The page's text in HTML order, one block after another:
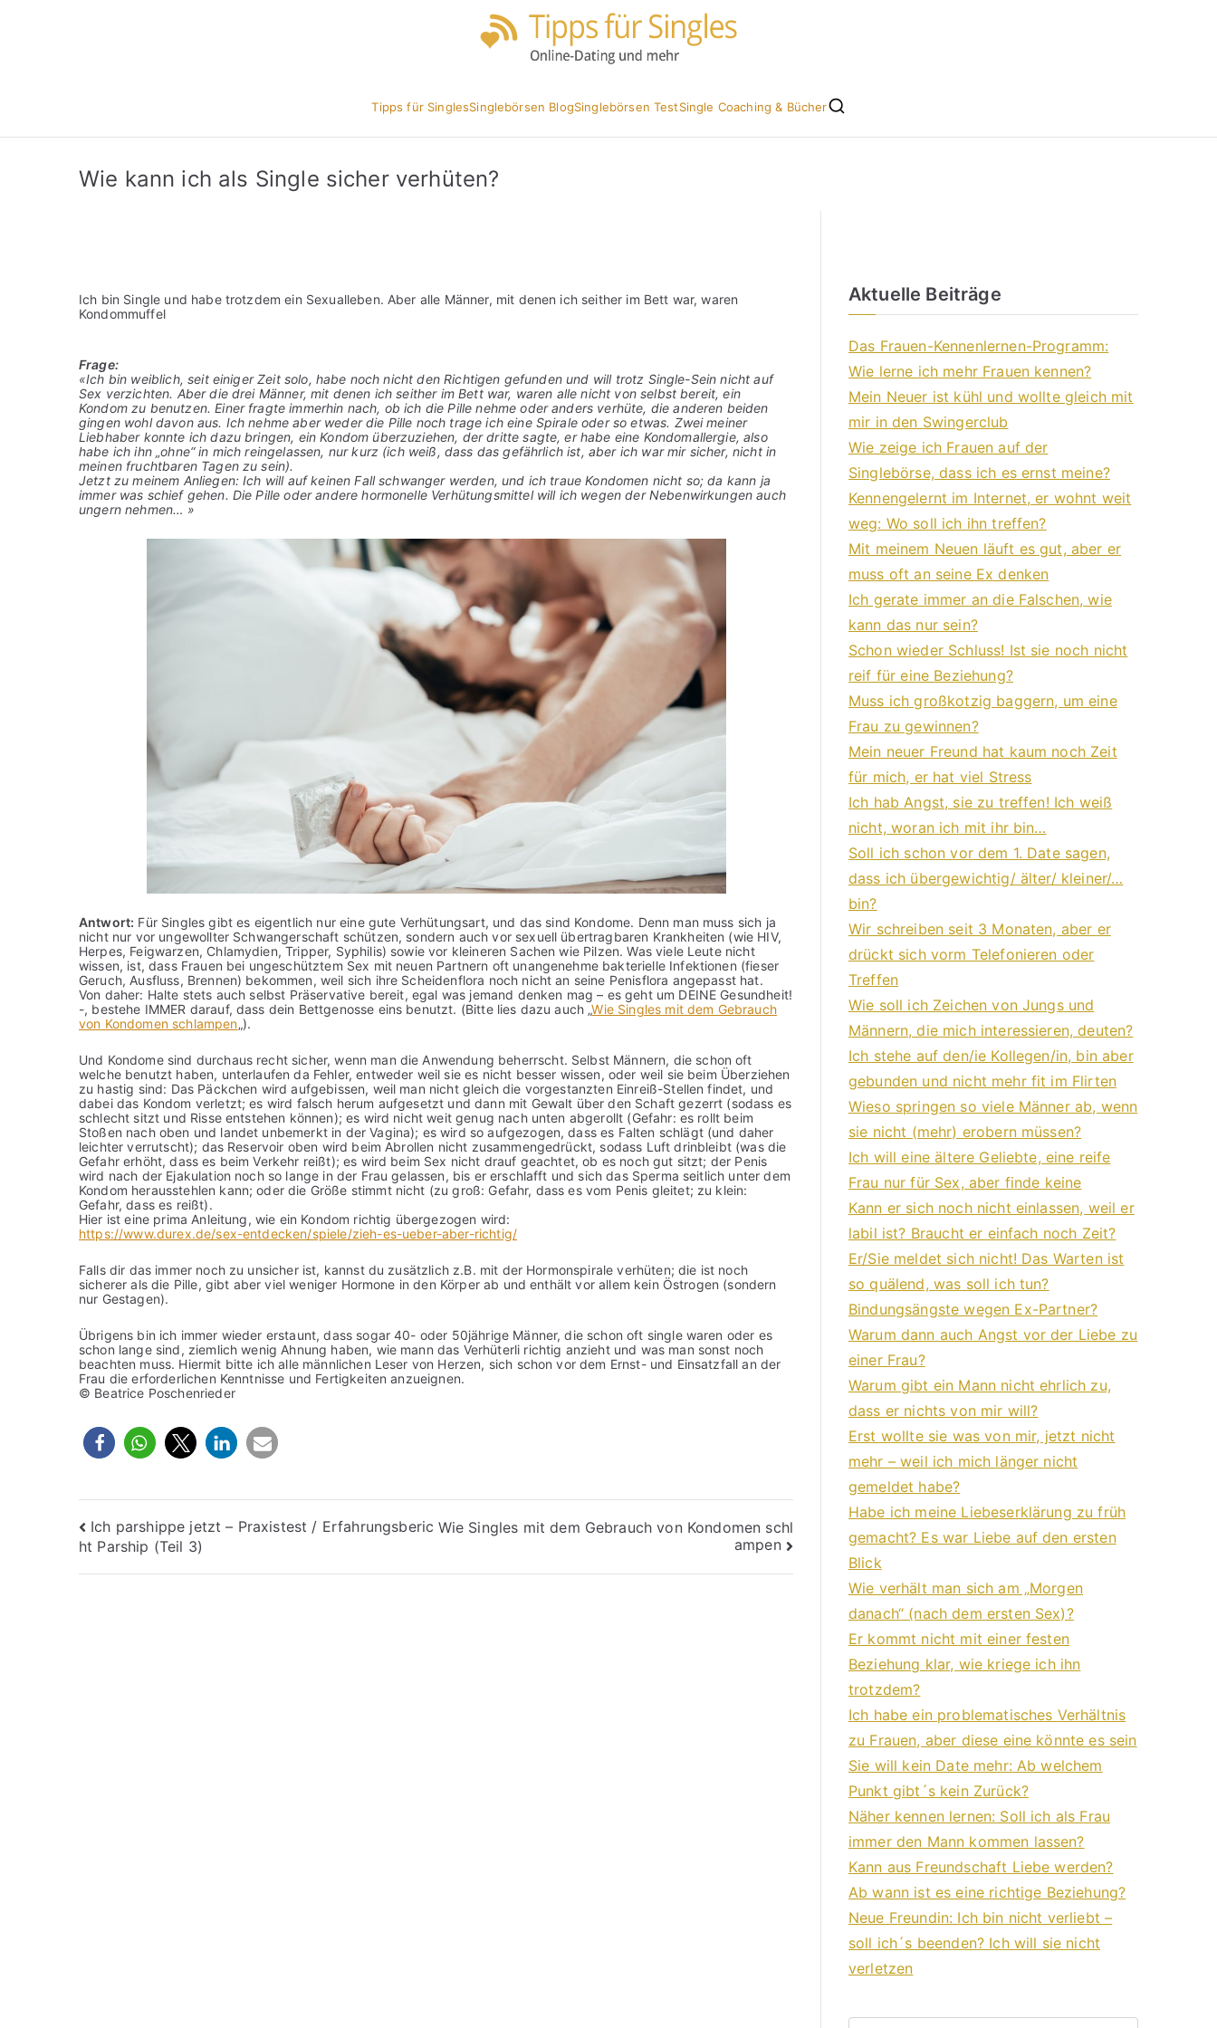
Tipps für SinglesSinglebörsen BlogSinglebörsen TestSingle Coaching & Bücher
Wie kann ich als Single sicher verhüten?
Ich bin Single und habe trotzdem ein Sexualleben. Aber alle Männer, mit denen ich seither im Bett war, waren
Kondommuffel
Frage:
«Ich bin weiblich, seit einiger Zeit solo, habe noch nicht den Richtigen gefunden und will trotz Single-Sein nicht auf
Sex verzichten. Aber die drei Männer, mit denen ich seither im Bett war, waren alle nicht von selbst bereit, ein
Kondom zu benutzen. Einer fragte immerhin nach, ob ich die Pille nehme oder anders verhüte, die anderen beiden
gingen wohl davon aus. Ich nehme aber weder die Pille noch trage ich eine Spirale oder so etwas. Zwei meiner
Liebhaber konnte ich dazu bringen, ein Kondom überzuziehen, der dritte sagte, er habe eine Kondomallergie, also
habe ich ihn „ohne“ in mich reingelassen, nur kurz (ich weiß, dass das gefährlich ist, aber ich war mir sicher, nicht in
meinen fruchtbaren Tagen zu sein).
Jetzt zu meinem Anliegen: Ich will auf keinen Fall schwanger werden, und ich traue Kondomen nicht so; da kann ja
immer was schief gehen. Die Pille oder andere hormonelle Verhütungsmittel will ich wegen der Nebenwirkungen auch
ungern nehmen… »
Antwort: Für Singles gibt es eigentlich nur eine gute Verhütungsart, und das sind Kondome. Denn man muss sich ja
nicht nur vor ungewollter Schwangerschaft schützen, sondern auch vor sexuell übertragbaren Krankheiten (wie HIV,
Herpes, Feigwarzen, Chlamydien, Tripper, Syphilis) sowie vor kleineren Sachen wie Pilzen. Was viele Leute nicht
wissen, ist, dass Frauen bei ungeschütztem Sex mit neuen Partnern oft unangenehme bakterielle Infektionen (fieser
Geruch, Ausfluss, Brennen) bekommen, weil sich ihre Scheidenflora noch nicht an seine Penisflora angepasst hat.
Von daher: Halte stets auch selbst Präservative bereit, egal was jemand denken mag – es geht um DEINE Gesundheit!
-, bestehe IMMER darauf, dass dein Bettgenosse eins benutzt. (Bitte lies dazu auch „Wie Singles mit dem Gebrauch
von Kondomen schlampen„).
Und Kondome sind durchaus recht sicher, wenn man die Anwendung beherrscht. Selbst Männern, die schon oft
welche benutzt haben, unterlaufen da Fehler, entweder weil sie es nicht besser wissen, oder weil sie beim Überziehen
zu hastig sind: Das Päckchen wird aufgebissen, weil man nicht gleich die vorgestanzten Einreiß-Stellen findet, und
dabei das Kondom verletzt; es wird falsch herum aufgesetzt und dann mit Gewalt über den Schaft gezerrt (sodass es
schlecht sitzt und Risse entstehen können); es wird nicht weit genug nach unten abgerollt (Gefahr: es rollt beim
Stoßen nach oben und landet unbemerkt in der Vagina); es wird so aufgezogen, dass es Falten schlägt (und daher
leichter verrutscht); das Reservoir oben wird beim Abrollen nicht zusammengedrückt, sodass Luft drinbleibt (was die
Gefahr erhöht, dass es beim Verkehr reißt); es wird beim Sex nicht drauf geachtet, ob es noch gut sitzt; der Penis
wird nach der Ejakulation noch so lange in der Frau gelassen, bis er erschlafft und sich das Sperma seitlich unter dem
Kondom herausstehlen kann; oder die Größe stimmt nicht (zu groß: Gefahr, dass es vom Penis gleitet; zu klein:
Gefahr, dass es reißt).
Hier ist eine prima Anleitung, wie ein Kondom richtig übergezogen wird:
https://www.durex.de/sex-entdecken/spiele/zieh-es-ueber-aber-richtig/
Falls dir das immer noch zu unsicher ist, kannst du zusätzlich z.B. mit der Hormonspirale verhüten; die ist noch
sicherer als die Pille, gibt aber viel weniger Hormone in den Körper ab und enthält vor allem kein Östrogen (sondern
nur Gestagen).
Übrigens bin ich immer wieder erstaunt, dass sogar 40- oder 50jährige Männer, die schon oft single waren oder es
schon lange sind, ziemlich wenig Ahnung haben, wie mann das Verhüterli richtig anzieht und was man sonst noch
beachten muss. Hiermit bitte ich alle männlichen Leser von Herzen, sich schon vor dem Ernst- und Einsatzfall an der
Frau die erforderlichen Kenntnisse und Fertigkeiten anzueignen.
© Beatrice Poschenrieder
Beitragsnavigation
Ich parshippe jetzt – Praxistest / Erfahrungsberic
ht Parship (Teil 3)
Wie Singles mit dem Gebrauch von Kondomen schl
ampen
Aktuelle Beiträge
Das Frauen-Kennenlernen-Programm:
Wie lerne ich mehr Frauen kennen?
Mein Neuer ist kühl und wollte gleich mit
mir in den Swingerclub
Wie zeige ich Frauen auf der
Singlebörse, dass ich es ernst meine?
Kennengelernt im Internet, er wohnt weit
weg: Wo soll ich ihn treffen?
Mit meinem Neuen läuft es gut, aber er
muss oft an seine Ex denken
Ich gerate immer an die Falschen, wie
kann das nur sein?
Schon wieder Schluss! Ist sie noch nicht
reif für eine Beziehung?
Muss ich großkotzig baggern, um eine
Frau zu gewinnen?
Mein neuer Freund hat kaum noch Zeit
für mich, er hat viel Stress
Ich hab Angst, sie zu treffen! Ich weiß
nicht, woran ich mit ihr bin…
Soll ich schon vor dem 1. Date sagen,
dass ich übergewichtig/ älter/ kleiner/…
bin?
Wir schreiben seit 3 Monaten, aber er
drückt sich vorm Telefonieren oder
Treffen
Wie soll ich Zeichen von Jungs und
Männern, die mich interessieren, deuten?
Ich stehe auf den/ie Kollegen/in, bin aber
gebunden und nicht mehr fit im Flirten
Wieso springen so viele Männer ab, wenn
sie nicht (mehr) erobern müssen?
Ich will eine ältere Geliebte, eine reife
Frau nur für Sex, aber finde keine
Kann er sich noch nicht einlassen, weil er
labil ist? Braucht er einfach noch Zeit?
Er/Sie meldet sich nicht! Das Warten ist
so quälend, was soll ich tun?
Bindungsängste wegen Ex-Partner?
Warum dann auch Angst vor der Liebe zu
einer Frau?
Warum gibt ein Mann nicht ehrlich zu,
dass er nichts von mir will?
Erst wollte sie was von mir, jetzt nicht
mehr – weil ich mich länger nicht
gemeldet habe?
Habe ich meine Liebeserklärung zu früh
gemacht? Es war Liebe auf den ersten
Blick
Wie verhält man sich am „Morgen
danach“ (nach dem ersten Sex)?
Er kommt nicht mit einer festen
Beziehung klar, wie kriege ich ihn
trotzdem?
Ich habe ein problematisches Verhältnis
zu Frauen, aber diese eine könnte es sein
Sie will kein Date mehr: Ab welchem
Punkt gibt´s kein Zurück?
Näher kennen lernen: Soll ich als Frau
immer den Mann kommen lassen?
Kann aus Freundschaft Liebe werden?
Ab wann ist es eine richtige Beziehung?
Neue Freundin: Ich bin nicht verliebt –
soll ich´s beenden? Ich will sie nicht
verletzen